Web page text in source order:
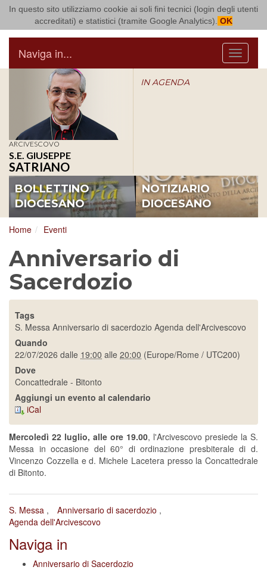
In questo sito utilizziamo cookie ai soli fini tecnici (login degli utenti
accreditati) e statistici (tramite Google Analytics). OK
Arcidiocesi di Bari Bitonto
Menu
Naviga in...
ARCIVESCOVO
S.E. GIUSEPPE
SATRIANO
IN AGENDA
BOLLETTINO
DIOCESANO
NOTIZIARIO
DIOCESANO
Home Eventi
Anniversario di
Sacerdozio
Tags
S. Messa Anniversario di sacerdozio Agenda dell'Arcivescovo
Quando
22/07/2026 dalle 19:00 alle 20:00 (Europe/Rome / UTC200)
Dove
Concattedrale - Bitonto
Aggiungi un evento al calendario
iCal
Mercoledì 22 luglio, alle ore 19.00, l'Arcivescovo presiede la S.
Messa in occasione del 60° di ordinazione presbiterale di d.
Vincenzo Cozzella e d. Michele Lacetera presso la Concattedrale
di Bitonto.
S. Messa
Anniversario di sacerdozio
Agenda dell'Arcivescovo
Naviga in
Anniversario di Sacerdozio